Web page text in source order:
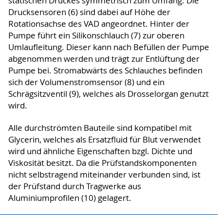
Drucksensoren (6) sind dabei auf Höhe der
Rotationsachse des VAD angeordnet. Hinter der
Pumpe führt ein Silikonschlauch (7) zur oberen
Umlaufleitung. Dieser kann nach Befüllen der Pumpe
abgenommen werden und trägt zur Entlüftung der
Pumpe bei. Stromabwärts des Schlauches befinden
sich der Volumenstromsensor (8) und ein
Schrägsitzventil (9), welches als Drosselorgan genutzt
wird.
Alle durchströmten Bauteile sind kompatibel mit
Glycerin, welches als Ersatzfluid für Blut verwendet
wird und ähnliche Eigenschaften bzgl. Dichte und
Viskosität besitzt. Da die Prüfstandskomponenten
nicht selbstragend miteinander verbunden sind, ist
der Prüfstand durch Tragwerke aus
Aluminiumprofilen (10) gelagert.